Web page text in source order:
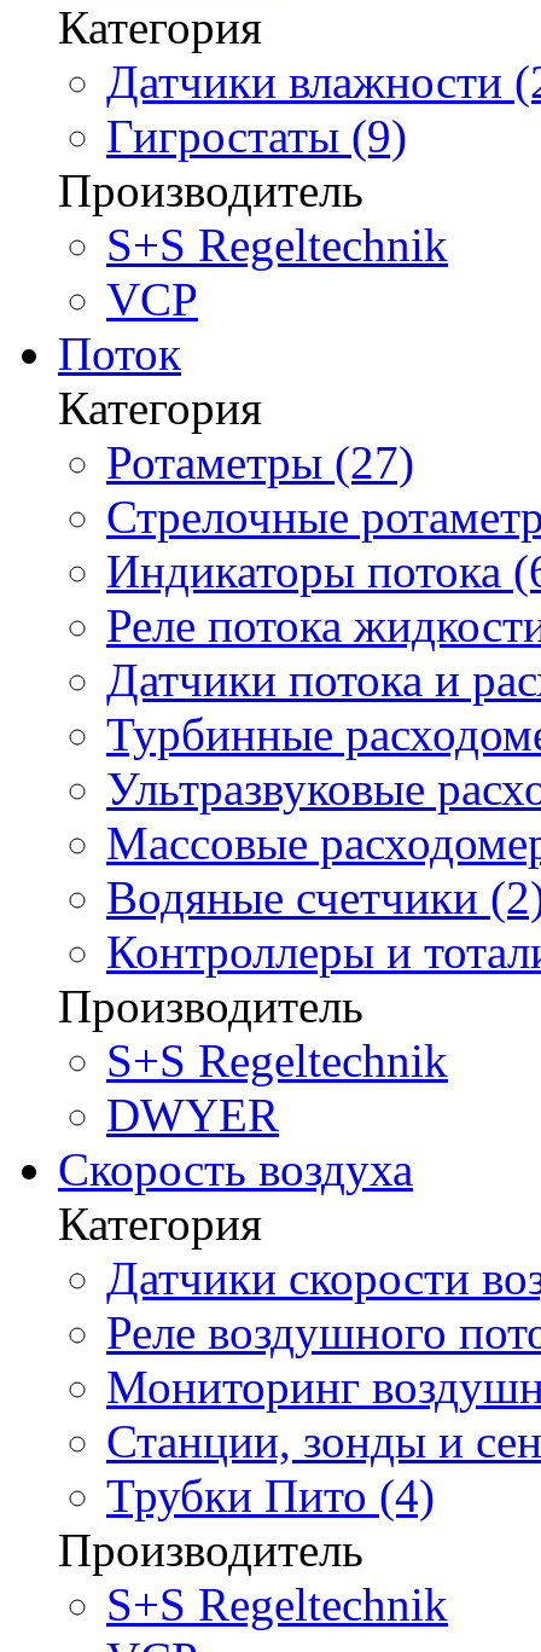
Категория
Датчики влажности
Гигростаты (9)
Производитель
S+S Regeltechnik
VCP
Поток
Категория
Ротаметры (27)
Стрелочные
Индикаторы потока
Реле потока
Датчики потока и
Турбинные
Ультразвуковые
Массовые
Водяные счетчики
Контроллеры и
Производитель
S+S Regeltechnik
DWYER
Скорость воздуха
Категория
Датчики скорости
Реле воздушного
Мониторинг
Станции, зонды и
Трубки Пито (4)
Производитель
S+S Regeltechnik